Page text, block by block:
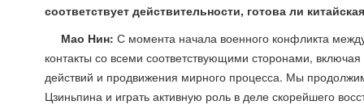
соответствует действительности, готова ли
Мао Нин: С момента начала военного конфликта
контакты со всеми соответствующими сторонами,
действий и продвижения мирного процесса. Мы
Цзиньпина и играть активную роль в деле скорейшего